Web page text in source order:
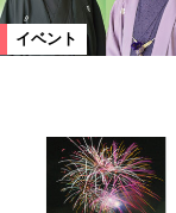
白河市
三春町
イベント